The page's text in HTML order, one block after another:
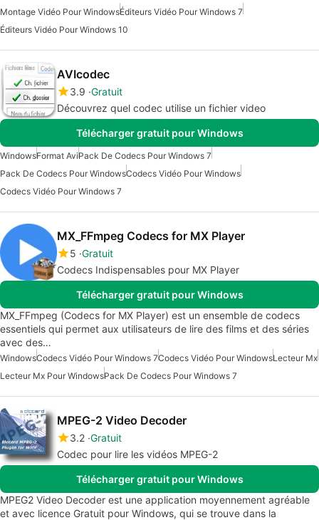
Montage Vidéo Pour WindowsÉditeurs Vidéo Pour Windows 7
Éditeurs Vidéo Pour Windows 10
AVIcodec
3.9 Gratuit
Découvrez quel codec utilise un fichier video
Télécharger gratuit pour Windows
WindowsFormat AviPack De Codecs Pour Windows 7
Pack De Codecs Pour WindowsCodecs Vidéo Pour Windows
Codecs Vidéo Pour Windows 7
MX_FFmpeg Codecs for MX Player
5 Gratuit
Codecs Indispensables pour MX Player
Télécharger gratuit pour Windows
MX_FFmpeg (Codecs for MX Player) est un ensemble de codecs
essentiels qui permet aux utilisateurs de lire des films et des séries
avec des…
WindowsCodecs Vidéo Pour Windows 7Codecs Vidéo Pour WindowsLecteur Mx
Lecteur Mx Pour WindowsPack De Codecs Pour Windows 7
MPEG-2 Video Decoder
3.2 Gratuit
Codec pour lire les vidéos MPEG-2
Télécharger gratuit pour Windows
MPEG2 Video Decoder est une application moyennement agréable
et avec licence Gratuit pour Windows, qui se trouve dans la